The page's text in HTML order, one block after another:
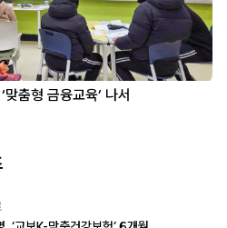
춤형 금융교육’ 나서